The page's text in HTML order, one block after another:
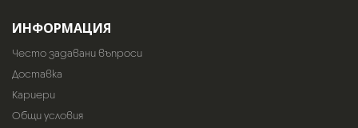
ИНФОРМАЦИЯ
Често задавани въпроси
Доставка
Кариери
Общи условия